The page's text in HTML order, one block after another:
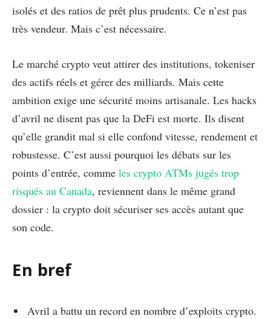
isolés et des ratios de prêt plus prudents. Ce n’est pas
très vendeur. Mais c’est nécessaire.
Le marché crypto veut attirer des institutions, tokeniser
des actifs réels et gérer des milliards. Mais cette
ambition exige une sécurité moins artisanale. Les hacks
d’avril ne disent pas que la DeFi est morte. Ils disent
qu’elle grandit mal si elle confond vitesse, rendement et
robustesse. C’est aussi pourquoi les débats sur les
points d’entrée, comme les crypto ATMs jugés trop
risqués au Canada, reviennent dans le même grand
dossier : la crypto doit sécuriser ses accès autant que
son code.
En bref
Avril a battu un record en nombre d’exploits crypto.